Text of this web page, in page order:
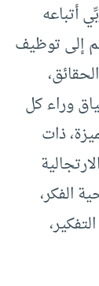
أتباعه
إلى توظيف
وراء كل
ذات
الفكر،